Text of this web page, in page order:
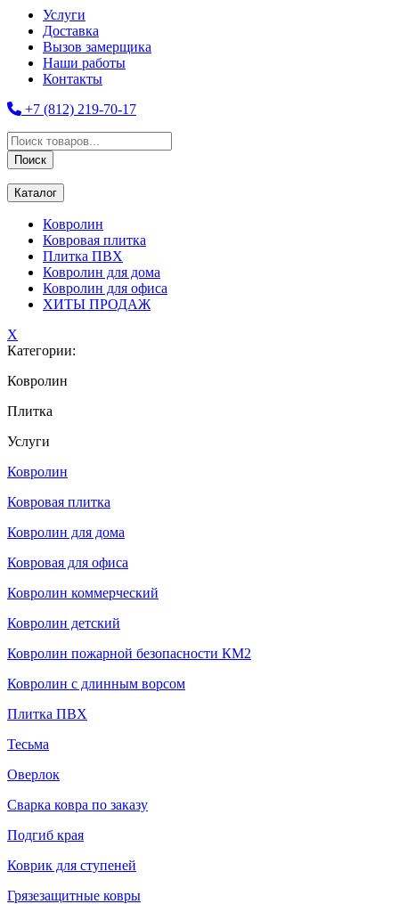
Услуги
Доставка
Вызов замерщика
Наши работы
Контакты
+7 (812) 219-70-17
Поиск
товаров
Поиск
Каталог
Ковролин
Ковровая плитка
Плитка ПВХ
Ковролин для дома
Ковролин для офиса
ХИТЫ ПРОДАЖ
X
Категории:
Ковролин
Плитка
Услуги
Ковролин
Ковровая плитка
Ковролин для дома
Ковровая для офиса
Ковролин коммерческий
Ковролин детский
Ковролин пожарной безопасности КМ2
Ковролин с длинным ворсом
Плитка ПВХ
Тесьма
Оверлок
Сварка ковра по заказу
Подгиб края
Коврик для ступеней
Грязезащитные ковры